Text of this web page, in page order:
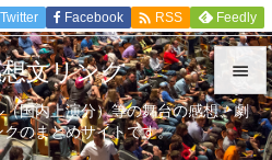


メニュ
Twitter Facebook  RSS Feedly
文リンク
国内上演分）等の舞台の感想、劇
のまとめサイトです。